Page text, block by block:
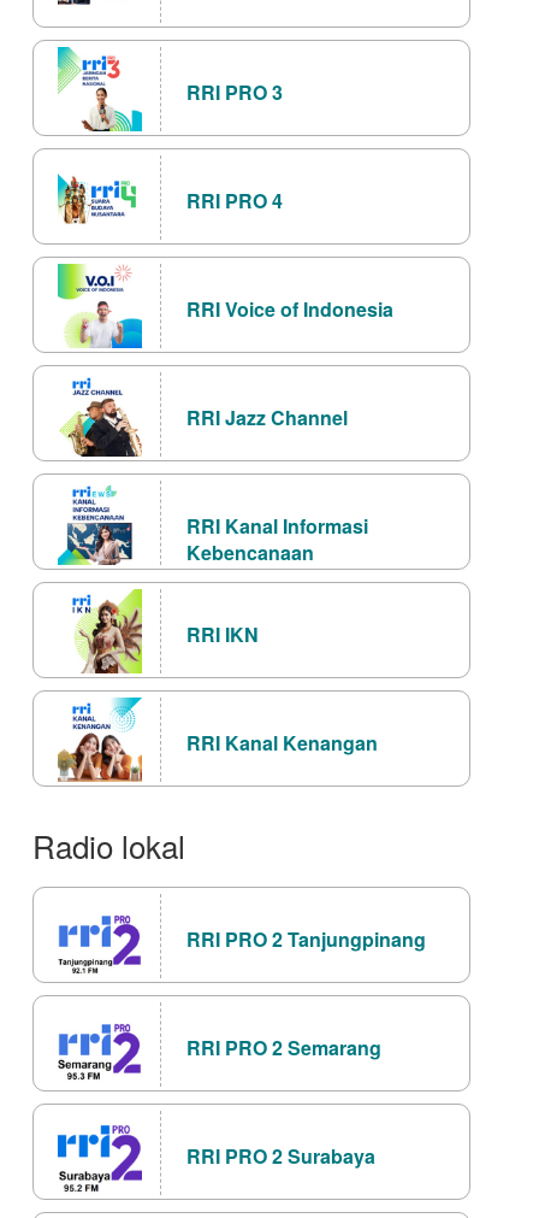
RRI PRO 3
RRI PRO 4
RRI Voice of Indonesia
RRI Jazz Channel
RRI Kanal Informasi
Kebencanaan
RRI IKN
RRI Kanal Kenangan
Radio lokal
RRI PRO 2 Tanjungpinang
RRI PRO 2 Semarang
RRI PRO 2 Surabaya